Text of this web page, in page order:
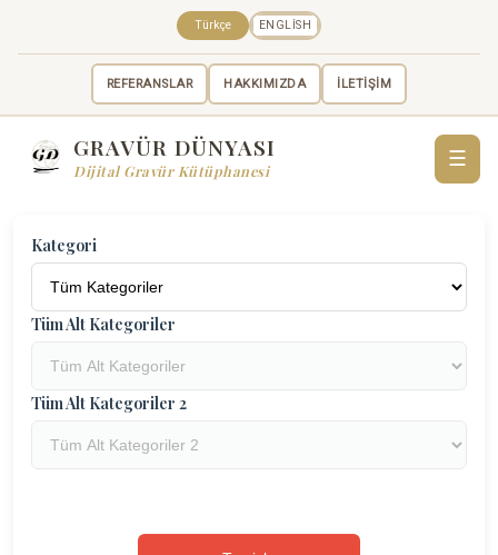
REFERANSLAR HAKKIMIZDA İLETİŞİM
Türkçe ENGLISH
GRAVÜR DÜNYASI
Dijital Gravür Kütüphanesi
☰
Kategori
Tüm Alt Kategoriler
Tüm Alt Kategoriler 2